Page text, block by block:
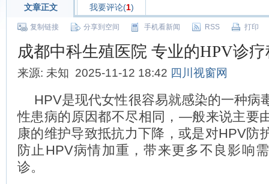
文章正文 我要评论(1)
复制链接 分享到空间 手机看新闻 RSS 打印
成都中科生殖医院 专业的HPV诊
来源: 未知 2025-11-12 18:42 四川视窗网
HPV是现代女性很容易就感染的一种病
性患病的原因都不尽相同，—般来说主要
康的维护导致抵抗力下降，或是对HPV防
防止HPV病情加重，带来更多不良影响
诊。